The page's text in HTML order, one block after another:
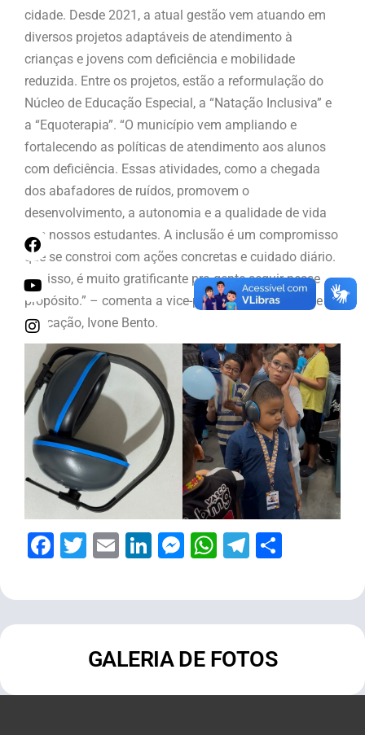
cidade. Desde 2021, a atual gestão vem atuando em
diversos projetos adaptáveis de atendimento à
crianças e jovens com deficiência e mobilidade
reduzida. Entre os projetos, estão a reformulação do
Núcleo de Educação Especial, a “Natação Inclusiva” e
a “Equoterapia”. “O município vem ampliando e
fortalecendo as políticas de atendimento aos alunos
com deficiência. Essas atividades, como a chegada
dos abafadores de ruídos, promovem o
desenvolvimento, a autonomia e a qualidade de vida
dos nossos estudantes. A inclusão é um compromisso
que se constroi com ações concretas e cuidado diário.
Por isso, é muito gratificante pra gente seguir nesse
propósito.” – comenta a vice-prefeita e secretária de
Educação, Ivone Bento.
Facebook
Twitter
EmailLinkedIn
Messenger
WhatsApp
Telegram
GALERIA DE FOTOS